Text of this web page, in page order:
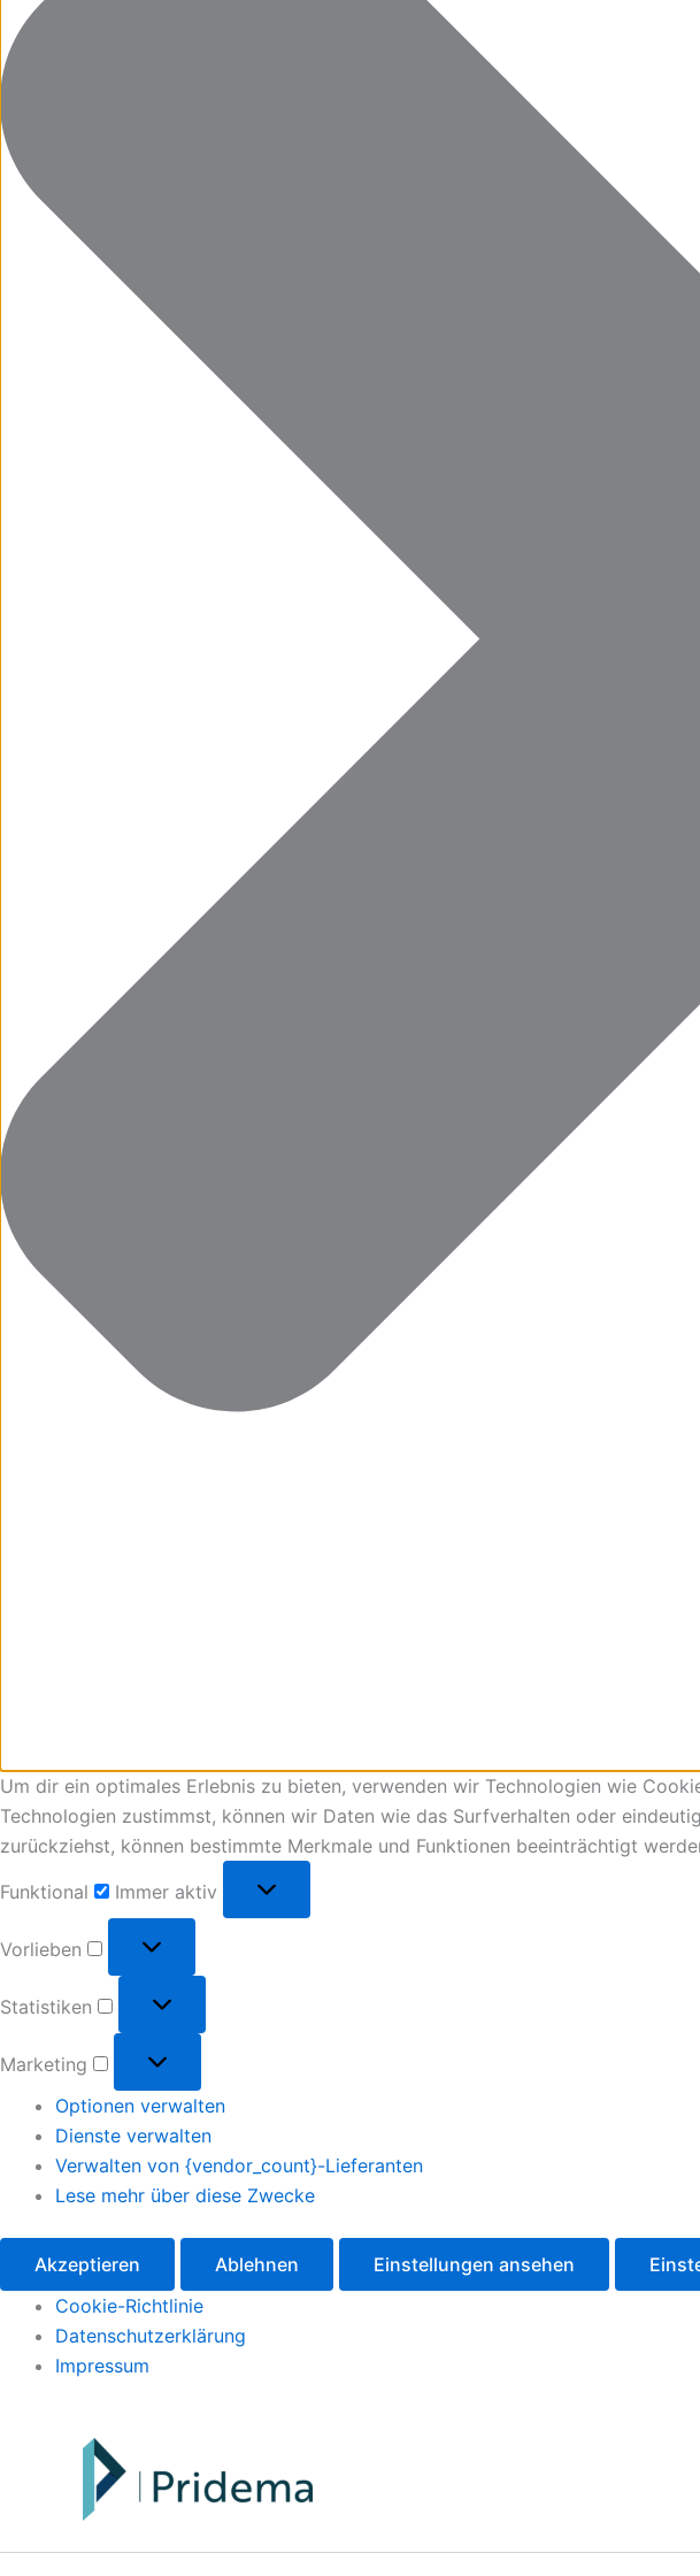
Um dir ein optimales Erlebnis zu bieten, verwenden wir Technologien wie
Technologien zustimmst, können wir Daten wie das Surfverhalten oder
zurückziehst, können bestimmte Merkmale und Funktionen beeinträchtigt
Funktional
Immer aktiv
Vorlieben
Statistiken
Marketing
Optionen verwalten
Dienste verwalten
Verwalten von {vendor_count}-Lieferanten
Lese mehr über diese Zwecke
Akzeptieren Ablehnen Einstellungen ansehen
Cookie-Richtlinie
Datenschutzerklärung
Impressum